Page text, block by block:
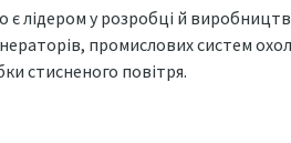
є лідером у розробці й
промислових систем
стисненого повітря.